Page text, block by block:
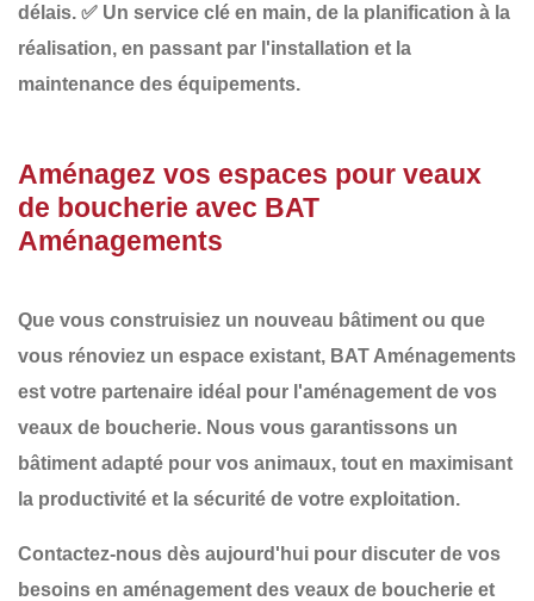
délais. ✅ Un service clé en main, de la planification à la
réalisation, en passant par l'installation et la
maintenance des équipements.
Aménagez vos espaces pour veaux
de boucherie avec BAT
Aménagements
Que vous construisiez un nouveau bâtiment ou que
vous rénoviez un espace existant, BAT Aménagements
est votre partenaire idéal pour l'aménagement de vos
veaux de boucherie. Nous vous garantissons un
bâtiment adapté pour vos animaux, tout en maximisant
la productivité et la sécurité de votre exploitation.
Contactez-nous dès aujourd'hui pour discuter de vos
besoins en aménagement des veaux de boucherie et